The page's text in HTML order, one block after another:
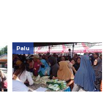
Palu